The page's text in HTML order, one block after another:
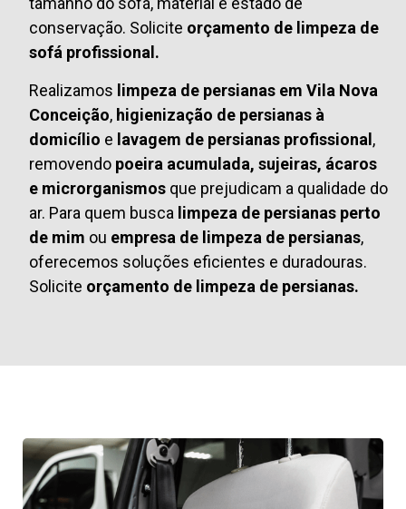
conservação. Solicite orçamento de limpeza de
sofá profissional.
Realizamos limpeza de persianas em Vila Nova
Conceição, higienização de persianas à
domicílio e lavagem de persianas profissional,
removendo poeira acumulada, sujeiras, ácaros
e microrganismos que prejudicam a qualidade do
ar. Para quem busca limpeza de persianas perto
de mim ou empresa de limpeza de persianas,
oferecemos soluções eficientes e duradouras.
Solicite orçamento de limpeza de persianas.